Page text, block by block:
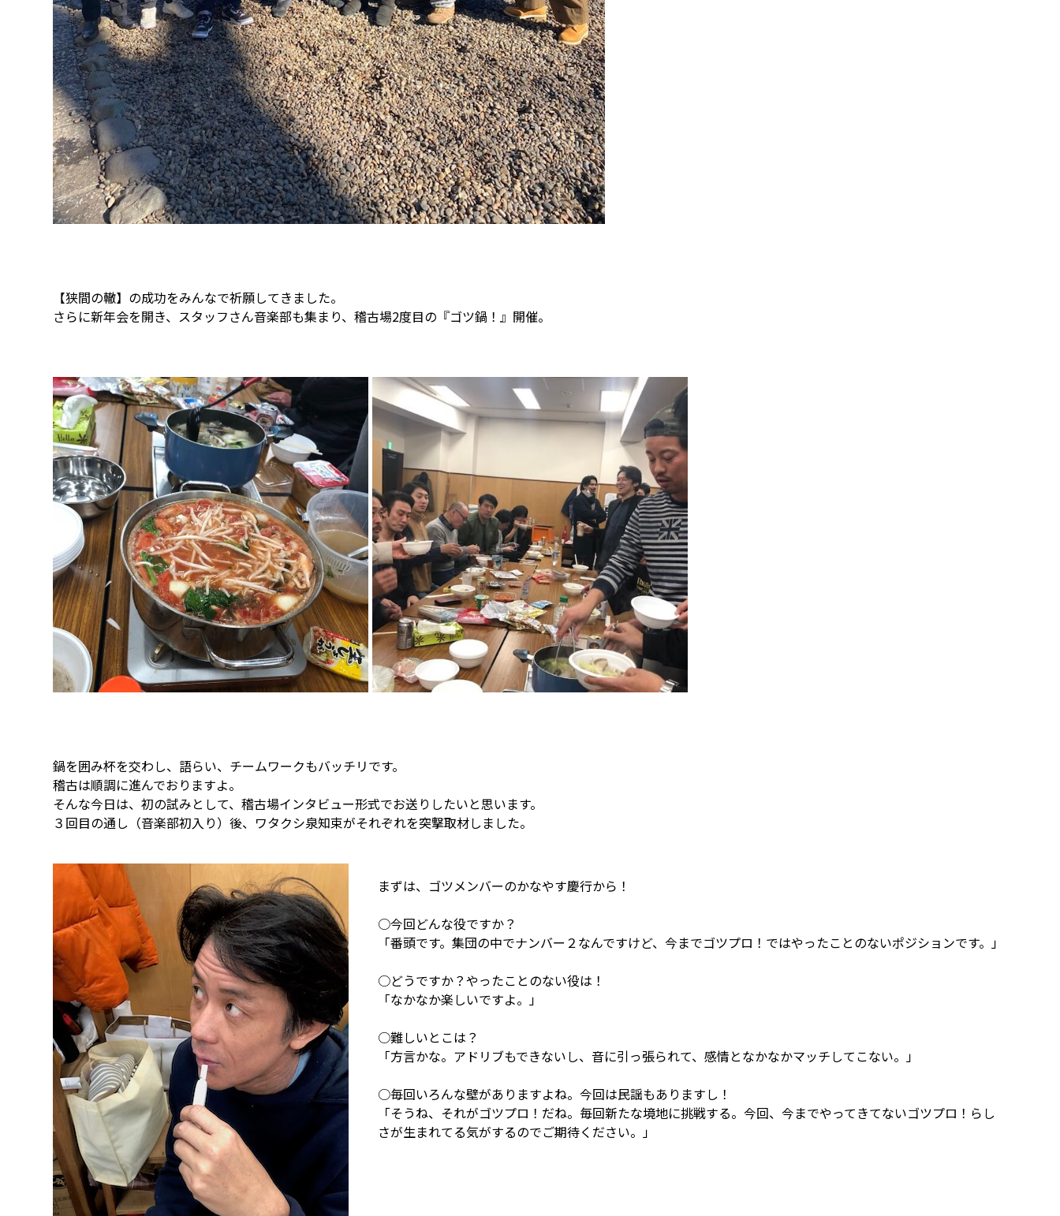
【狭間の轍】の成功をみんなで祈願してきました。
さらに新年会を開き、スタッフさん音楽部も集まり、稽古場2度目の『ゴツ鍋！』開催。
鍋を囲み杯を交わし、語らい、チームワークもバッチリです。
稽古は順調に進んでおりますよ。
そんな今日は、初の試みとして、稽古場インタビュー形式でお送りしたいと思います。
３回目の通し（音楽部初入り）後、ワタクシ泉知束がそれぞれを突撃取材しました。
まずは、ゴツメンバーのかなやす慶行から！
○今回どんな役ですか？
「番頭です。集団の中でナンバー２なんですけど、今までゴツプロ！ではやったことのないポジションです。」
○どうですか？やったことのない役は！
「なかなか楽しいですよ。」
○難しいとこは？
「方言かな。アドリブもできないし、音に引っ張られて、感情となかなかマッチしてこない。」
○毎回いろんな壁がありますよね。今回は民謡もありますし！
「そうね、それがゴツプロ！だね。毎回新たな境地に挑戦する。今回、今までやってきてないゴツプロ！らし
さが生まれてる気がするのでご期待ください。」